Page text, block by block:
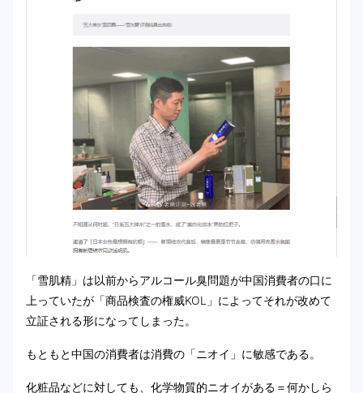
「雪肌精」は以前からアルコール臭問題が中国消費者の口に
上っていたが「商品検査の権威KOL」によってそれが改めて
立証される形になってしまった。
もともと中国の消費者は消費の「ニオイ」に敏感である。
化粧品などに対しても、化学物質的ニオイがある＝何かしら